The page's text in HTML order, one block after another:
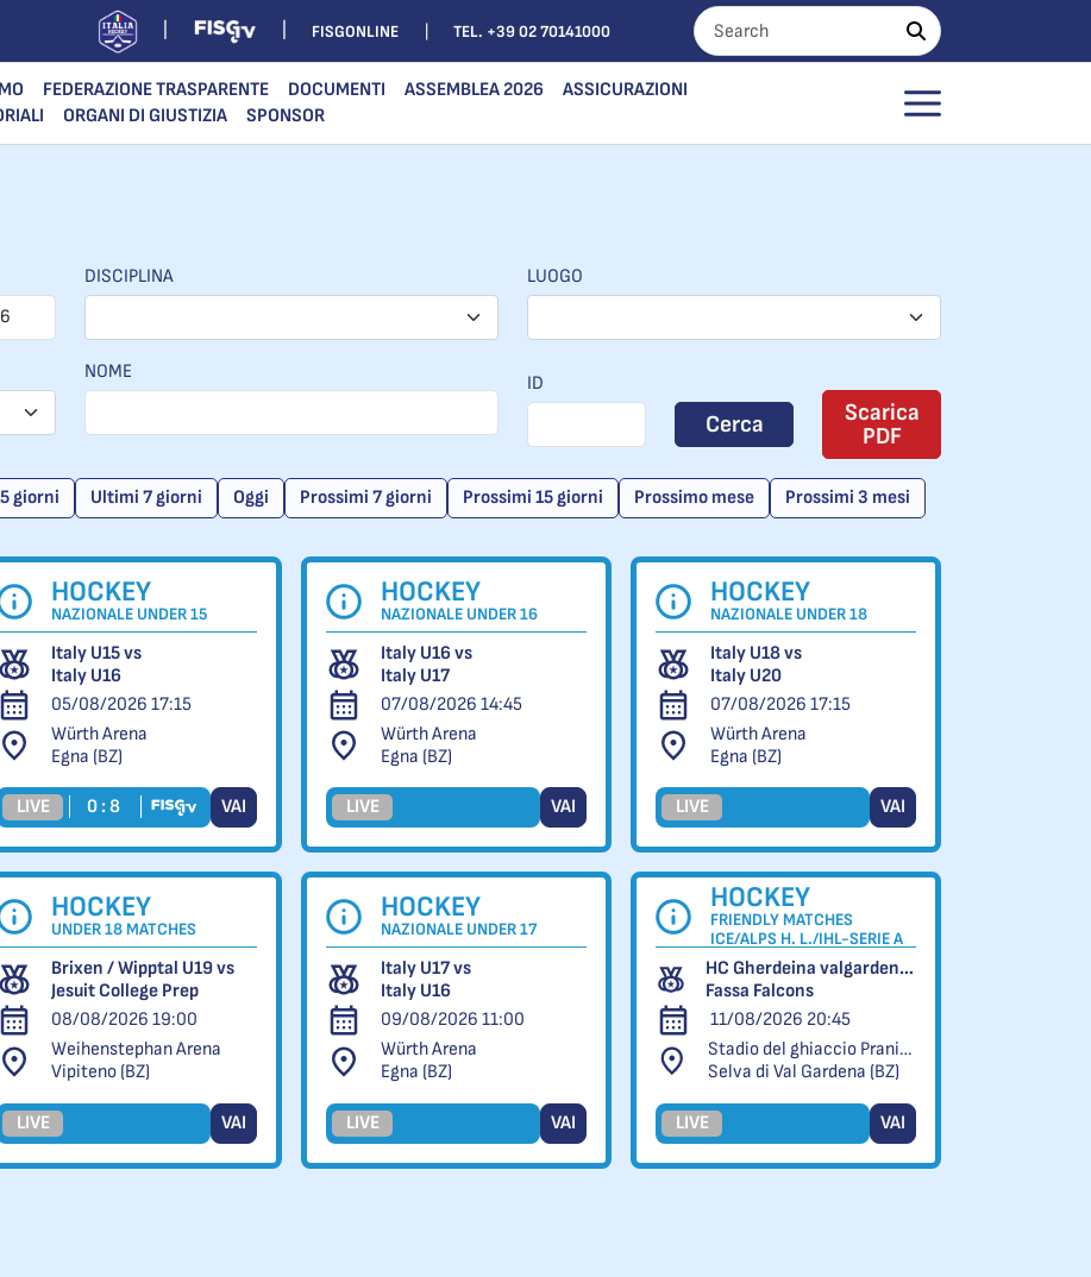
FISGONLINE TEL. +39 02 70141000
FEDERAZIONE TRASPARENTE DOCUMENTI ASSEMBLEA 2026
ASSICURAZIONI
ORGANI DI GIUSTIZIA SPONSOR
DISCIPLINA LUOGO
NOME
ID
Cerca
Scarica
PDF
giorni Ultimi 7 giorni Oggi Prossimi 7 giorni Prossimi 15 giorni Prossimo mese Prossimi 3 mesi
HOCKEY
NAZIONALE UNDER 15
Italy U15 vs
Italy U16
05/08/2026 17:15
Würth Arena
Egna (BZ)
LIVE 0 : 8 VAI
HOCKEY
NAZIONALE UNDER 16
Italy U16 vs
Italy U17
07/08/2026 14:45
Würth Arena
Egna (BZ)
LIVE VAI
HOCKEY
NAZIONALE UNDER 18
Italy U18 vs
Italy U20
07/08/2026 17:15
Würth Arena
Egna (BZ)
LIVE VAI
HOCKEY
UNDER 18 MATCHES
Brixen / Wipptal U19 vs
Jesuit College Prep
08/08/2026 19:00
Weihenstephan Arena
Vipiteno (BZ)
LIVE VAI
HOCKEY
NAZIONALE UNDER 17
Italy U17 vs
Italy U16
09/08/2026 11:00
Würth Arena
Egna (BZ)
LIVE VAI
HOCKEY
FRIENDLY MATCHES
ICE/ALPS H. L./IHL-SERIE A
HC Gherdeina valgardena.it vs
Fassa Falcons
11/08/2026 20:45
Stadio del ghiaccio Pranives
Selva di Val Gardena (BZ)
LIVE VAI